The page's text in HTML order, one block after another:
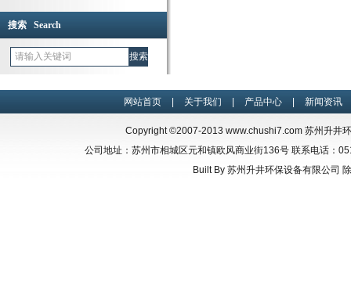
搜索 Search
网站首页 关于我们 产品中心 新闻资讯
Copyright ©2007-2013 www.chushi7.com苏州升井
公司地址：苏州市相城区元和镇欧风商业街136号 联系电话：
Built By 苏州升井环保设备有限公司